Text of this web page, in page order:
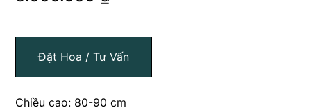
Đặt Hoa / Tư Vấn
Chiều cao: 80-90 cm